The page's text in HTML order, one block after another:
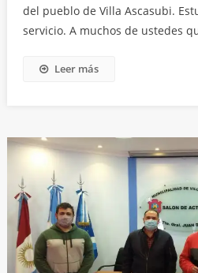
del pueblo de Villa Ascasubi.
servicio. A muchos de ustedes
Leer más